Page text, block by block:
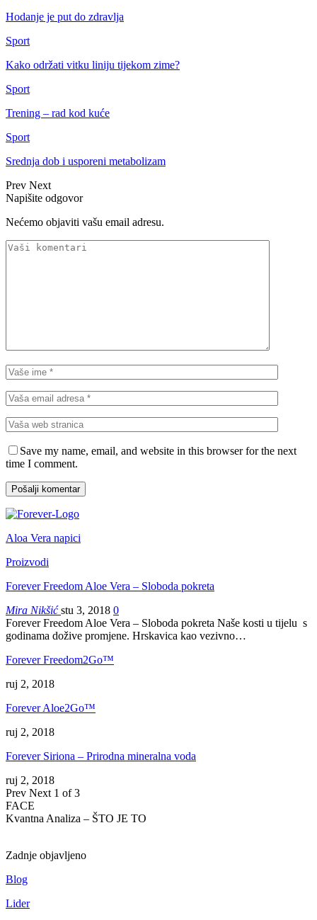
Hodanje je put do zdravlja
Sport
Kako održati vitku liniju tijekom zime?
Sport
Trening – rad kod kuće
Sport
Srednja dob i usporeni metabolizam
Prev Next
Napišite odgovor
Nećemo objaviti vašu email adresu.
Save my name, email, and website in this browser for the next
time I comment.
Aloa Vera napici
Proizvodi
Forever Freedom Aloe Vera – Sloboda pokreta
Mira Nikšićstu 3, 2018 0
Forever Freedom Aloe Vera – Sloboda pokreta Naše kosti u tijelu s
godinama dožive promjene. Hrskavica kao vezivno…
Forever Freedom2Go™
ruj 2, 2018
Forever Aloe2Go™
ruj 2, 2018
Forever Siriona – Prirodna mineralna voda
ruj 2, 2018
Prev Next 1 of 3
FACE
Kvantna Analiza – ŠTO JE TO
Zadnje objavljeno
Blog
Lider